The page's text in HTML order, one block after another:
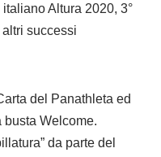
Altura 2020, 3°
successi
del Panathleta ed
busta Welcome.
da parte del